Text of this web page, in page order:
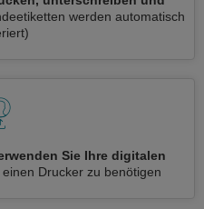
werden automatisch
Sie Ihre digitalen
Drucker zu benötigen